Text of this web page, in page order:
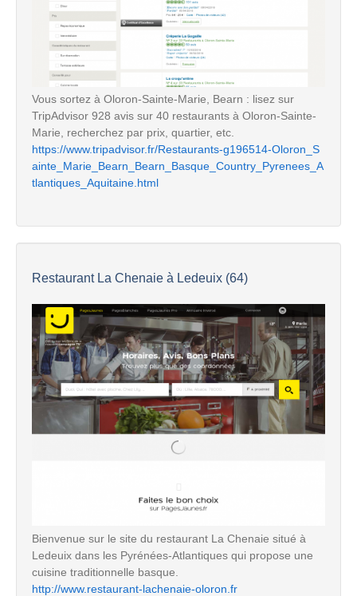
Vous sortez à Oloron-Sainte-Marie, Bearn : lisez sur
TripAdvisor 928 avis sur 40 restaurants à Oloron-Sainte-
Marie, recherchez par prix, quartier, etc.
https://www.tripadvisor.fr/Restaurants-g196514-Oloron_S
ainte_Marie_Bearn_Bearn_Basque_Country_Pyrenees_A
tlantiques_Aquitaine.html
Restaurant La Chenaie à Ledeuix (64)
Bienvenue sur le site du restaurant La Chenaie situé à
Ledeuix dans les Pyrénées-Atlantiques qui propose une
cuisine traditionnelle basque.
http://www.restaurant-lachenaie-oloron.fr